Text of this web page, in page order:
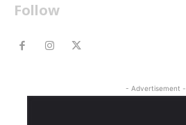
Follow
- Advertisement -